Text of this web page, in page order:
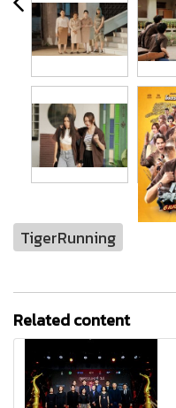
TigerRunning
Related content